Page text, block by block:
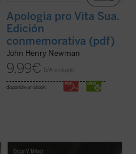
Apologia pro Vita Sua.
Edición
conmemorativa (pdf)
John Henry Newman
9,99€ IVA incluido
disponible en ebook:
Nembrini, quien bien puede ser a Dante lo